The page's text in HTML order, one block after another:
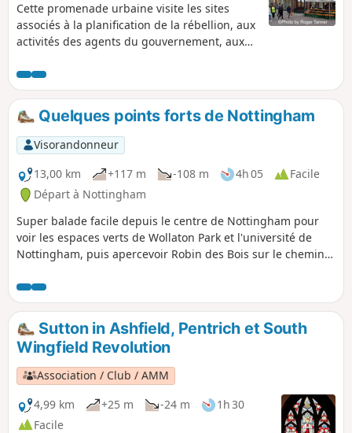
Cette promenade urbaine visite les sites
associés à la planification de la rébellion, aux
activités des agents du gouvernement, aux
soulèvement et à ses conséquences.Il s'agit
de la promenade n° 1 des Pentrich
Revolution Walks.
Quelques points forts de Nottingham
Visorandonneur
13,00 km
+117 m -108 m 4h 05
Facile
Départ à Nottingham
Super balade facile depuis le centre de Nottingham pour
voir les espaces verts de Wollaton Park et l'université de
Nottingham, puis apercevoir Robin des Bois sur le chemin
Sutton in Ashfield, Pentrich et South
Wingfield Revolution
Association / Club / AMM
4,99 km
+25 m -24 m
1h 30
Facile